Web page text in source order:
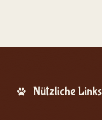
Nützliche Links